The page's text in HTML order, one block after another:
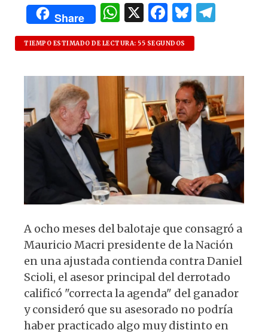
Share
W
h
at
s
A
p
p
X F
a
c
e
b
o
o
B
lu
es
k
y
g
ra
m
TIEMPO ESTIMADO DE LECTURA: 55 SEGUNDOS
A ocho meses del balotaje que consagró a
Mauricio Macri presidente de la Nación
en una ajustada contienda contra Daniel
Scioli, el asesor principal del derrotado
calificó "correcta la agenda" del ganador
y consideró que su asesorado no podría
haber practicado algo muy distinto en